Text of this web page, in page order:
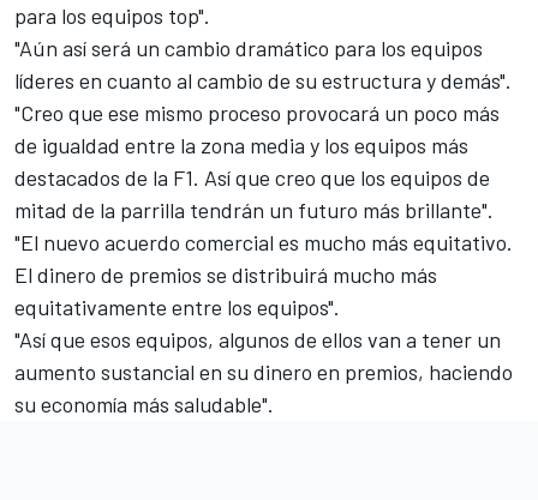
para los equipos top".
"Aún así será un cambio dramático para los equipos
líderes en cuanto al cambio de su estructura y demás".
"Creo que ese mismo proceso provocará un poco más
de igualdad entre la zona media y los equipos más
destacados de la F1. Así que creo que los equipos de
mitad de la parrilla tendrán un futuro más brillante".
"El nuevo acuerdo comercial es mucho más equitativo.
El dinero de premios se distribuirá mucho más
equitativamente entre los equipos".
"Así que esos equipos, algunos de ellos van a tener un
aumento sustancial en su dinero en premios, haciendo
su economía más saludable".